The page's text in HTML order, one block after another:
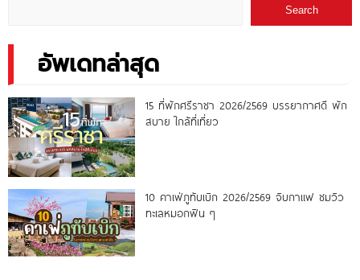
Search
อัพเดทล่าสุด
15 ที่พักศรีราชา 2026/2569 บรรยากาศดี พัก
สบาย ใกล้ที่เที่ยว
10 คาเฟ่ภูทับเบิก 2026/2569 จิบกาแฟ ชมวิว
ทะเลหมอกฟิน ๆ